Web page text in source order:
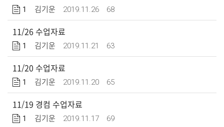
1 김기운 2019.11.26 68
11/26 수업자료
1 김기운 2019.11.21 63
11/20 수업자료
1 김기운 2019.11.20 65
11/19 경컴 수업자료
1 김기운 2019.11.17 69